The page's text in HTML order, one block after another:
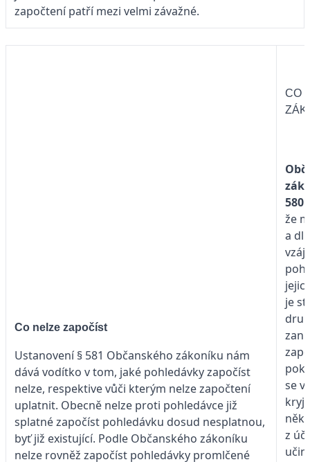
započtení patří mezi velmi závažné.
Co nelze započíst
Ustanovení § 581 Občanského zákoníku nám
dává vodítko v tom, jaké pohledávky započíst
nelze, respektive vůči kterým ne­lze započtení
uplatnit. Obecně nelze proti pohledávce již
splatné započíst pohledávku dosud nesplatnou,
byť již existující. Podle Občanského zákoníku
nelze rovněž započíst pohledávky promlčené
CO
580
že
a
je
se
z